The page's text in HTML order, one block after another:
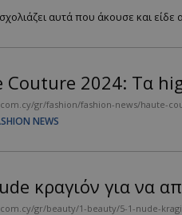
αυτά που άκουσε και
Couture 2024: Τα
gr/fashion/fashion-news/haute-
NEWS
κραγιόν για να
gr/beauty/1-beauty/5-1-nude-
PHPSESSID